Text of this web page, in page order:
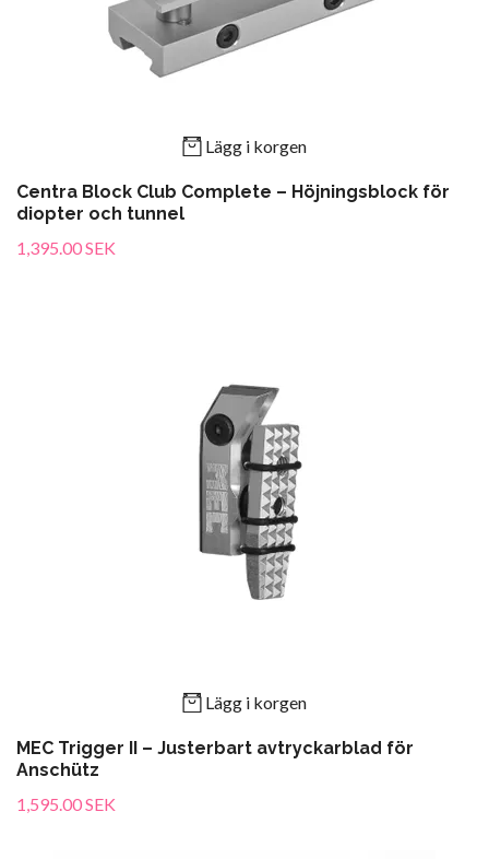
Lägg i korgen
Centra Block Club Complete – Höjningsblock för
diopter och tunnel
1,395.00 SEK
Lägg i korgen
MEC Trigger II – Justerbart avtryckarblad för
Anschütz
1,595.00 SEK